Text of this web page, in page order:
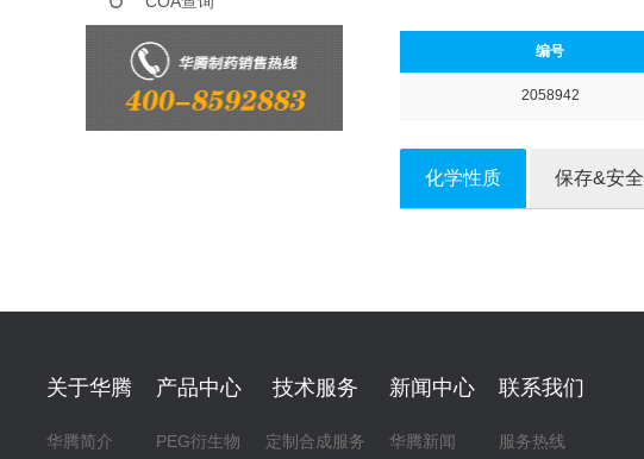
编号
2058942
化学性质 保存&安全
关于华腾
华腾简介
产品中心
PEG衍生物
技术服务
定制合成服务
新闻中心
华腾新闻
联系我们
服务热线